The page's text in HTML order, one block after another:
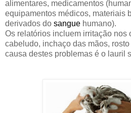
alimentares, medicamentos
equipamentos médicos, materiais
derivados do sangue humano).
Os relatórios incluem irritação nos
cabeludo, inchaço das mãos, rosto
causa destes problemas é o lauril